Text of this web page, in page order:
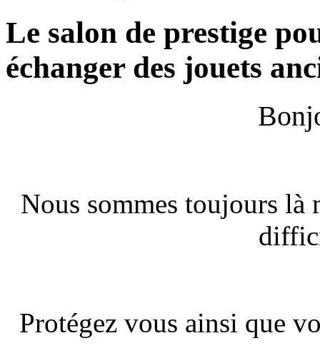
Le salon de prestige
échanger des jouets
Nous sommes toujours là
Protégez vous ainsi que